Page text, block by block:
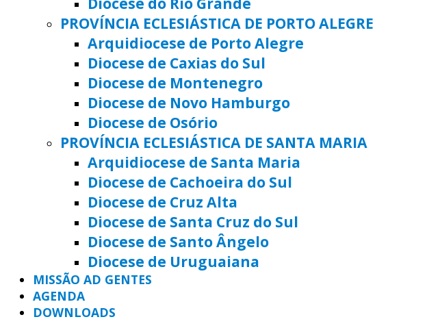
PROVÍNCIA ECLESIÁSTICA DE PORTO ALEGRE
Arquidiocese de Porto Alegre
Diocese de Caxias do Sul
Diocese de Montenegro
Diocese de Novo Hamburgo
Diocese de Osório
PROVÍNCIA ECLESIÁSTICA DE SANTA MARIA
Arquidiocese de Santa Maria
Diocese de Cachoeira do Sul
Diocese de Cruz Alta
Diocese de Santa Cruz do Sul
Diocese de Santo Ângelo
Diocese de Uruguaiana
MISSÃO AD GENTES
AGENDA
DOWNLOADS